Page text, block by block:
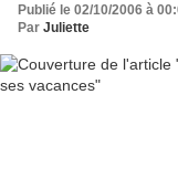
Publié le 02/10/2006 à
Par Juliette